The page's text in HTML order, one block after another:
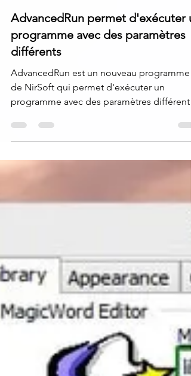
25 sept. 2021
1 min de lecture
AdvancedRun permet d'exécuter
programme avec des paramètres
différents
AdvancedRun est un nouveau programme
de NirSoft qui permet d'exécuter un